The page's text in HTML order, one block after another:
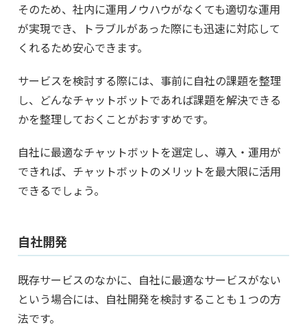
そのため、社内に運用ノウハウがなくても適切な運用
が実現でき、トラブルがあった際にも迅速に対応して
くれるため安心できます。
サービスを検討する際には、事前に自社の課題を整理
し、どんなチャットボットであれば課題を解決できる
かを整理しておくことがおすすめです。
自社に最適なチャットボットを選定し、導入・運用が
できれば、チャットボットのメリットを最大限に活用
できるでしょう。
自社開発
既存サービスのなかに、自社に最適なサービスがない
という場合には、自社開発を検討することも１つの方
法です。